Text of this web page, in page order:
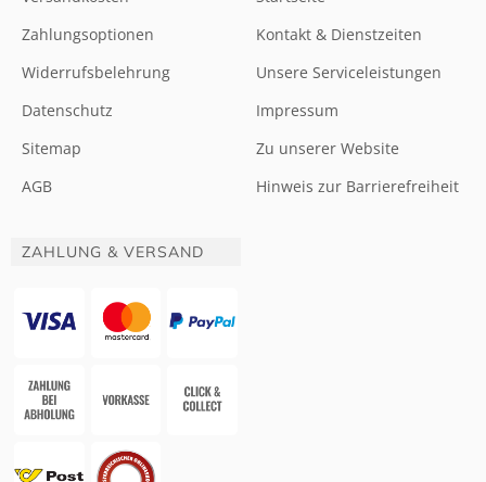
Zahlungsoptionen
Widerrufsbelehrung
Datenschutz
Sitemap
AGB
Kontakt & Dienstzeiten
Unsere Serviceleistungen
Impressum
Zu unserer Website
Hinweis zur Barrierefreiheit
ZAHLUNG & VERSAND